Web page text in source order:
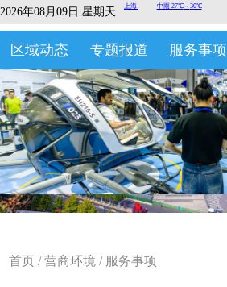
2026年08月09日 星期天
区域动态 专题报道 服务事项
首页 /营商环境 / 服务事项